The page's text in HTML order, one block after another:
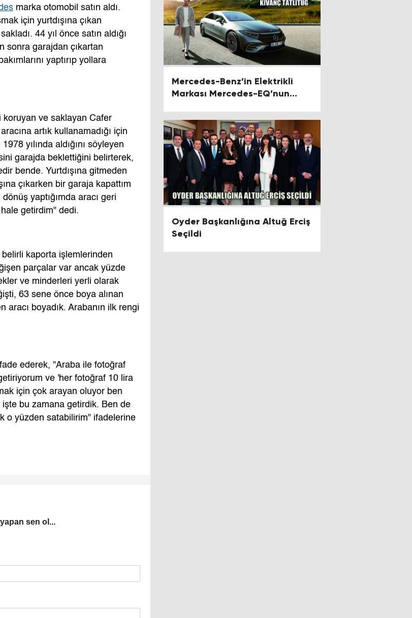
marka otomobil satın aldı.
için yurtdışına çıkan
44 yıl önce satın aldığı
sonra garajdan çıkartan
yaptırıp yollara
koruyan ve saklayan Cafer
artık kullanamadığı için
yılında aldığını söyleyen
garajda beklettiğini belirterek,
bende. Yurtdışına gitmeden
çıkarken bir garaja kapattım
yaptığımda aracı geri
hale getirdim" dedi.
belirli kaporta işlemlerinden
parçalar var ancak yüzde
ve minderleri yerli olarak
63 sene önce boya alınan
aracı boyadık. Arabanın ilk rengi
ederek, "Araba ile fotoğraf
ve 'her fotoğraf 10 lira
için çok arayan oluyor ben
bu zamana getirdik. Ben de
o yüzden satabilirim" ifadelerine
yapan sen ol...
Mercedes-Benz’in Elektrikli
Markası Mercedes-EQ’nun
Oyder Başkanlığına Altuğ Erciş
Seçildi